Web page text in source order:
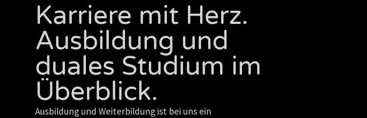
Karriere mit Herz.
Ausbildung und
duales Studium im
Überblick.
Ausbildung und Weiterbildung ist bei uns ein